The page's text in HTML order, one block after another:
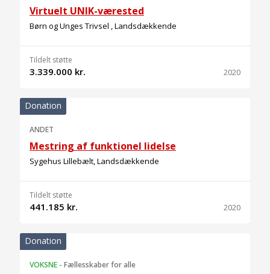
Virtuelt UNIK-værested
Børn og Unges Trivsel , Landsdækkende
Tildelt støtte
3.339.000 kr. 2020
Donation
ANDET
Mestring af funktionel lidelse
Sygehus Lillebælt, Landsdækkende
Tildelt støtte
441.185 kr. 2020
Donation
VOKSNE - Fællesskaber for alle